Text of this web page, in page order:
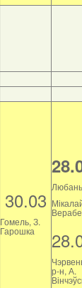
30.03
Гомель, З.
Гарошка
р-н, А.